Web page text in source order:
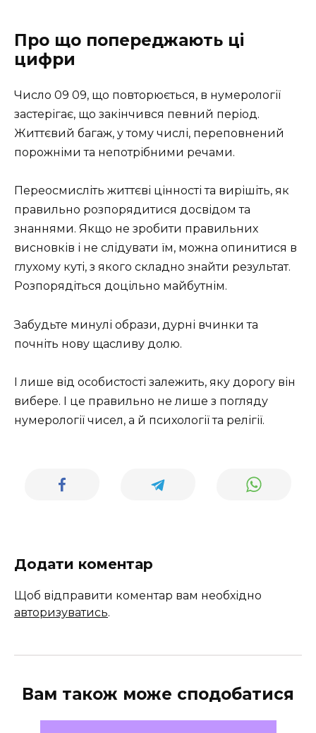
Про що попереджають ці
цифри
Число 09 09, що повторюється, в нумерології
застерігає, що закінчився певний період.
Життєвий багаж, у тому числі, переповнений
порожніми та непотрібними речами.
Переосмисліть життєві цінності та вирішіть, як
правильно розпорядитися досвідом та
знаннями. Якщо не зробити правильних
висновків і не слідувати їм, можна опинитися в
глухому куті, з якого складно знайти результат.
Розпорядіться доцільно майбутнім.
Забудьте минулі образи, дурні вчинки та
почніть нову щасливу долю.
І лише від особистості залежить, яку дорогу він
вибере. І це правильно не лише з погляду
нумерології чисел, а й психології та релігії.
Додати коментар
Щоб відправити коментар вам необхідно
авторизуватись.
Вам також може сподобатися